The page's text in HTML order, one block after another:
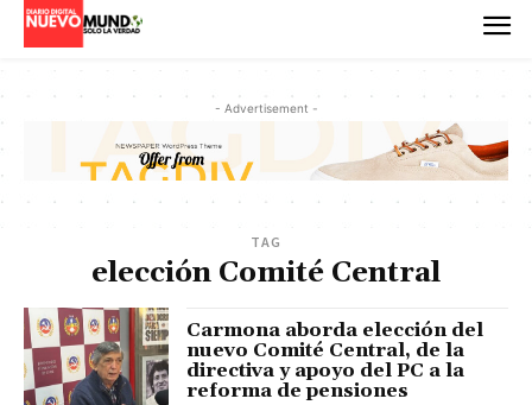
- Advertisement -
TAG
elección Comité Central
Carmona aborda elección del
nuevo Comité Central, de la
directiva y apoyo del PC a la
reforma de pensiones